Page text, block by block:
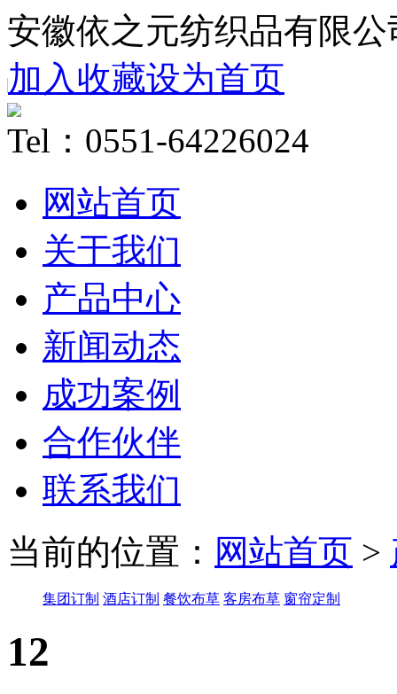
安徽依之元纺织品有限公
加入收藏设为首页
Tel：0551-64226024
网站首页
关于我们
产品中心
新闻动态
成功案例
合作伙伴
联系我们
当前的位置： 网站首页 >
集团订制 酒店订制 餐饮布草 客房布草 窗帘定制
12